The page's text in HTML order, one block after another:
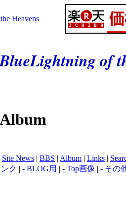
BlueLightning of
Album
Site News | BBS | Album | Links |
ク | - BLOG用 | - Top画像 | - その